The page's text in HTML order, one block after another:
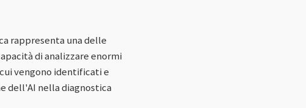
rappresenta una delle
di analizzare enormi
vengono identificati e
dell'AI nella diagnostica